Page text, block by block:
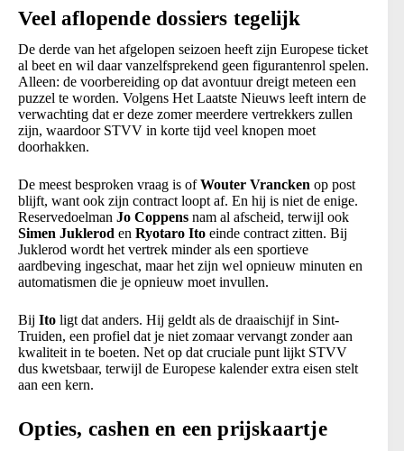
Veel aflopende dossiers tegelijk
De derde van het afgelopen seizoen heeft zijn Europese ticket
al beet en wil daar vanzelfsprekend geen figurantenrol spelen.
Alleen: de voorbereiding op dat avontuur dreigt meteen een
puzzel te worden. Volgens Het Laatste Nieuws leeft intern de
verwachting dat er deze zomer meerdere vertrekkers zullen
zijn, waardoor STVV in korte tijd veel knopen moet
doorhakken.
De meest besproken vraag is ofWouter Vrancken op post
blijft, want ook zijn contract loopt af. En hij is niet de enige.
Reservedoelman Jo Coppens nam al afscheid, terwijl ook
Simen Juklerod en Ryotaro Ito einde contract zitten. Bij
Juklerod wordt het vertrek minder als een sportieve
aardbeving ingeschat, maar het zijn wel opnieuw minuten en
automatismen die je opnieuw moet invullen.
Bij Ito ligt dat anders. Hij geldt als de draaischijf in Sint-
Truiden, een profiel dat je niet zomaar vervangt zonder aan
kwaliteit in te boeten. Net op dat cruciale punt lijkt STVV
dus kwetsbaar, terwijl de Europese kalender extra eisen stelt
aan een kern.
Opties, cashen en een prijskaartje